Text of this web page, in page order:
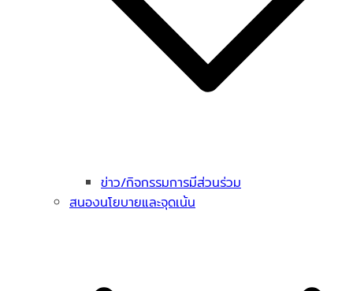
ข่าว/กิจกรรมการมีส่วนร่วม
สนองนโยบายและจุดเน้น